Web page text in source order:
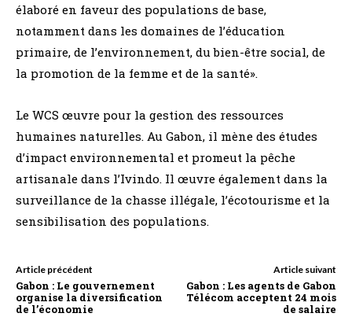
élaboré en faveur des populations de base,
notamment dans les domaines de l’éducation
primaire, de l’environnement, du bien-être social, de
la promotion de la femme et de la santé».
Le WCS œuvre pour la gestion des ressources
humaines naturelles. Au Gabon, il mène des études
d’impact environnemental et promeut la pêche
artisanale dans l’Ivindo. Il œuvre également dans la
surveillance de la chasse illégale, l’écotourisme et la
sensibilisation des populations.
Article précédent
Gabon : Le gouvernement
organise la diversification
de l’économie
Article suivant
Gabon : Les agents de Gabon
Télécom acceptent 24 mois
de salaire